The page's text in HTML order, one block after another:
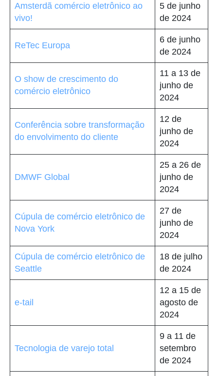
Amsterdã comércio eletrônico ao
vivo!
5 de junho
de 2024
ReTec Europa
6 de junho
de 2024
O show de crescimento do
comércio eletrônico
11 a 13 de
junho de
2024
Conferência sobre transformação
do envolvimento do cliente
12 de
junho de
2024
DMWF Global
25 a 26 de
junho de
2024
Cúpula de comércio eletrônico de
Nova York
27 de
junho de
2024
Cúpula de comércio eletrônico de
Seattle
18 de julho
de 2024
e-tail
12 a 15 de
agosto de
2024
Tecnologia de varejo total
9 a 11 de
setembro
de 2024